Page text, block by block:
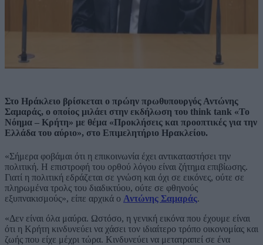
Στο Ηράκλειο βρίσκεται ο πρώην πρωθυπουργός Αντώνης
Σαμαράς, ο οποίος μιλάει στην εκδήλωση του think tank «Το
Νόημα – Κρήτη» με θέμα «Προκλήσεις και προοπτικές για την
Ελλάδα του αύριο», στο Επιμελητήριο Ηρακλείου.
«Σήμερα φοβάμαι ότι η επικοινωνία έχει αντικαταστήσει την
πολιτική. Η επιστροφή του ορθού λόγου είναι ζήτημα επιβίωσης.
Γιατί η πολιτική εδράζεται σε γνώση και όχι σε εικόνες, ούτε σε
πληρωμένα τρολς του διαδικτύου, ούτε σε φθηνούς
εξυπνακισμούς», είπε αρχικά ο Αντώνης Σαμαράς.
«Δεν είναι όλα μαύρα. Ωστόσο, η γενική εικόνα που έχουμε είναι
ότι η Κρήτη κινδυνεύει να χάσει τον ιδιαίτερο τρόπο οικονομίας και
ζωής που είχε μέχρι τώρα. Κινδυνεύει να μετατραπεί σε ένα